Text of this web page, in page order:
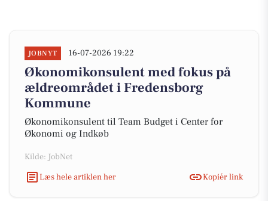
JOBNYT 16-07-2026 19:22
Økonomikonsulent med fokus på
ældreområdet i Fredensborg
Kommune
Økonomikonsulent til Team Budget i Center for
Økonomi og Indkøb
Kilde: JobNet
Læs hele artiklen her
Kopiér link